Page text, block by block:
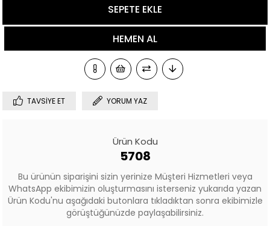
TAVSIYE ET YORUM YAZ
Ürün Kodu
5708
Bu ürünün siparişini sizin yerinize Müşteri Hizmetleri veya
WhatsApp ekibimizin oluşturmasını isterseniz yukarıda yazan
Ürün Kodu'nu aşağıdaki butonlara tıkladıktan sonra ekibimizle
görüştüğünüzde paylaşabilirsiniz.